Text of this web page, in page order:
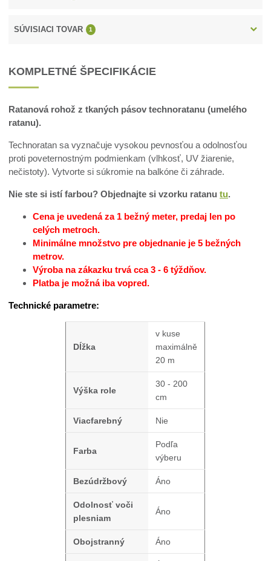
SÚVISIACI TOVAR 1
KOMPLETNÉ ŠPECIFIKÁCIE
Ratanová rohož z tkaných pásov technoratanu (umelého
ratanu).
Technoratan sa vyznačuje vysokou pevnosťou a odolnosťou
proti poveternostným podmienkam (vlhkosť, UV žiarenie,
nečistoty). Vytvorte si súkromie na balkóne či záhrade.
Nie ste si istí farbou? Objednajte si vzorku ratanutu.
Cena je uvedená za 1 bežný meter, predaj len po
celých metroch.
Minimálne množstvo pre objednanie je 5 bežných
metrov.
Výroba na zákazku trvá cca 3 - 6 týždňov.
Platba je možná iba vopred.
Technické parametre:
Dĺžka
v kuse
maximálně
20 m
Výška role
30 - 200
cm
Viacfarebný Nie
Farba
Podľa
výberu
Bezúdržbový Áno
Odolnosť voči
plesniam
Áno
Obojstranný Áno